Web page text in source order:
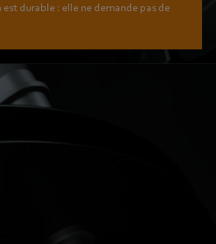
durable : elle ne demande pas de